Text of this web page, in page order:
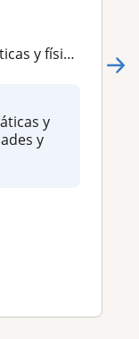
de universidad
y
y